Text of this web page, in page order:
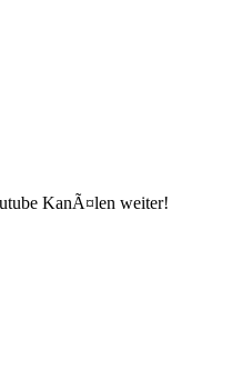
KanÃ¤len weiter!